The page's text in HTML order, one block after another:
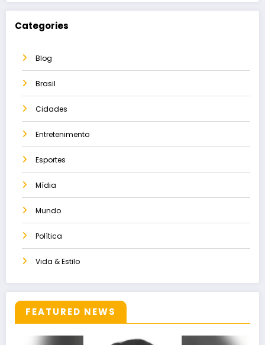
Categories
Blog
Brasil
Cidades
Entretenimento
Esportes
Mídia
Mundo
Política
Vida & Estilo
FEATURED NEWS